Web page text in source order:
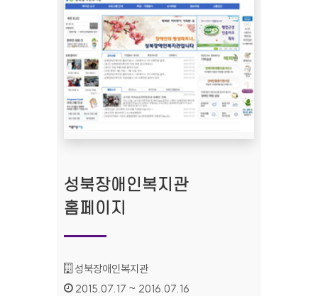
성북장애인복지관
홈페이지
기관명 :
성북장애인복지관
인증기간 :
2015.07.17 ~ 2016.07.16